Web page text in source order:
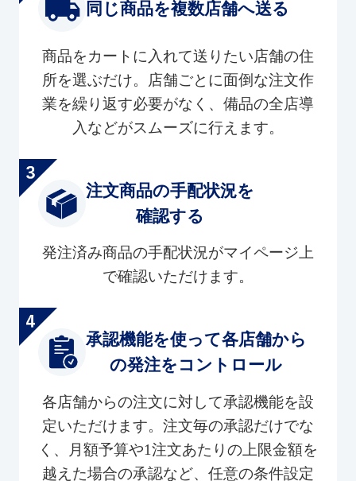
同じ商品を複数店舗へ送る
商品をカートに入れて送りたい店舗の住
所を選ぶだけ。店舗ごとに面倒な注文作
業を繰り返す必要がなく、備品の全店導
入などがスムーズに行えます。
注文商品の手配状況を
確認する
発注済み商品の手配状況がマイページ上
で確認いただけます。
承認機能を使って各店舗から
の発注をコントロール
各店舗からの注文に対して承認機能を設
定いただけます。注文毎の承認だけでな
く、月額予算や1注文あたりの上限金額を
越えた場合の承認など、任意の条件設定